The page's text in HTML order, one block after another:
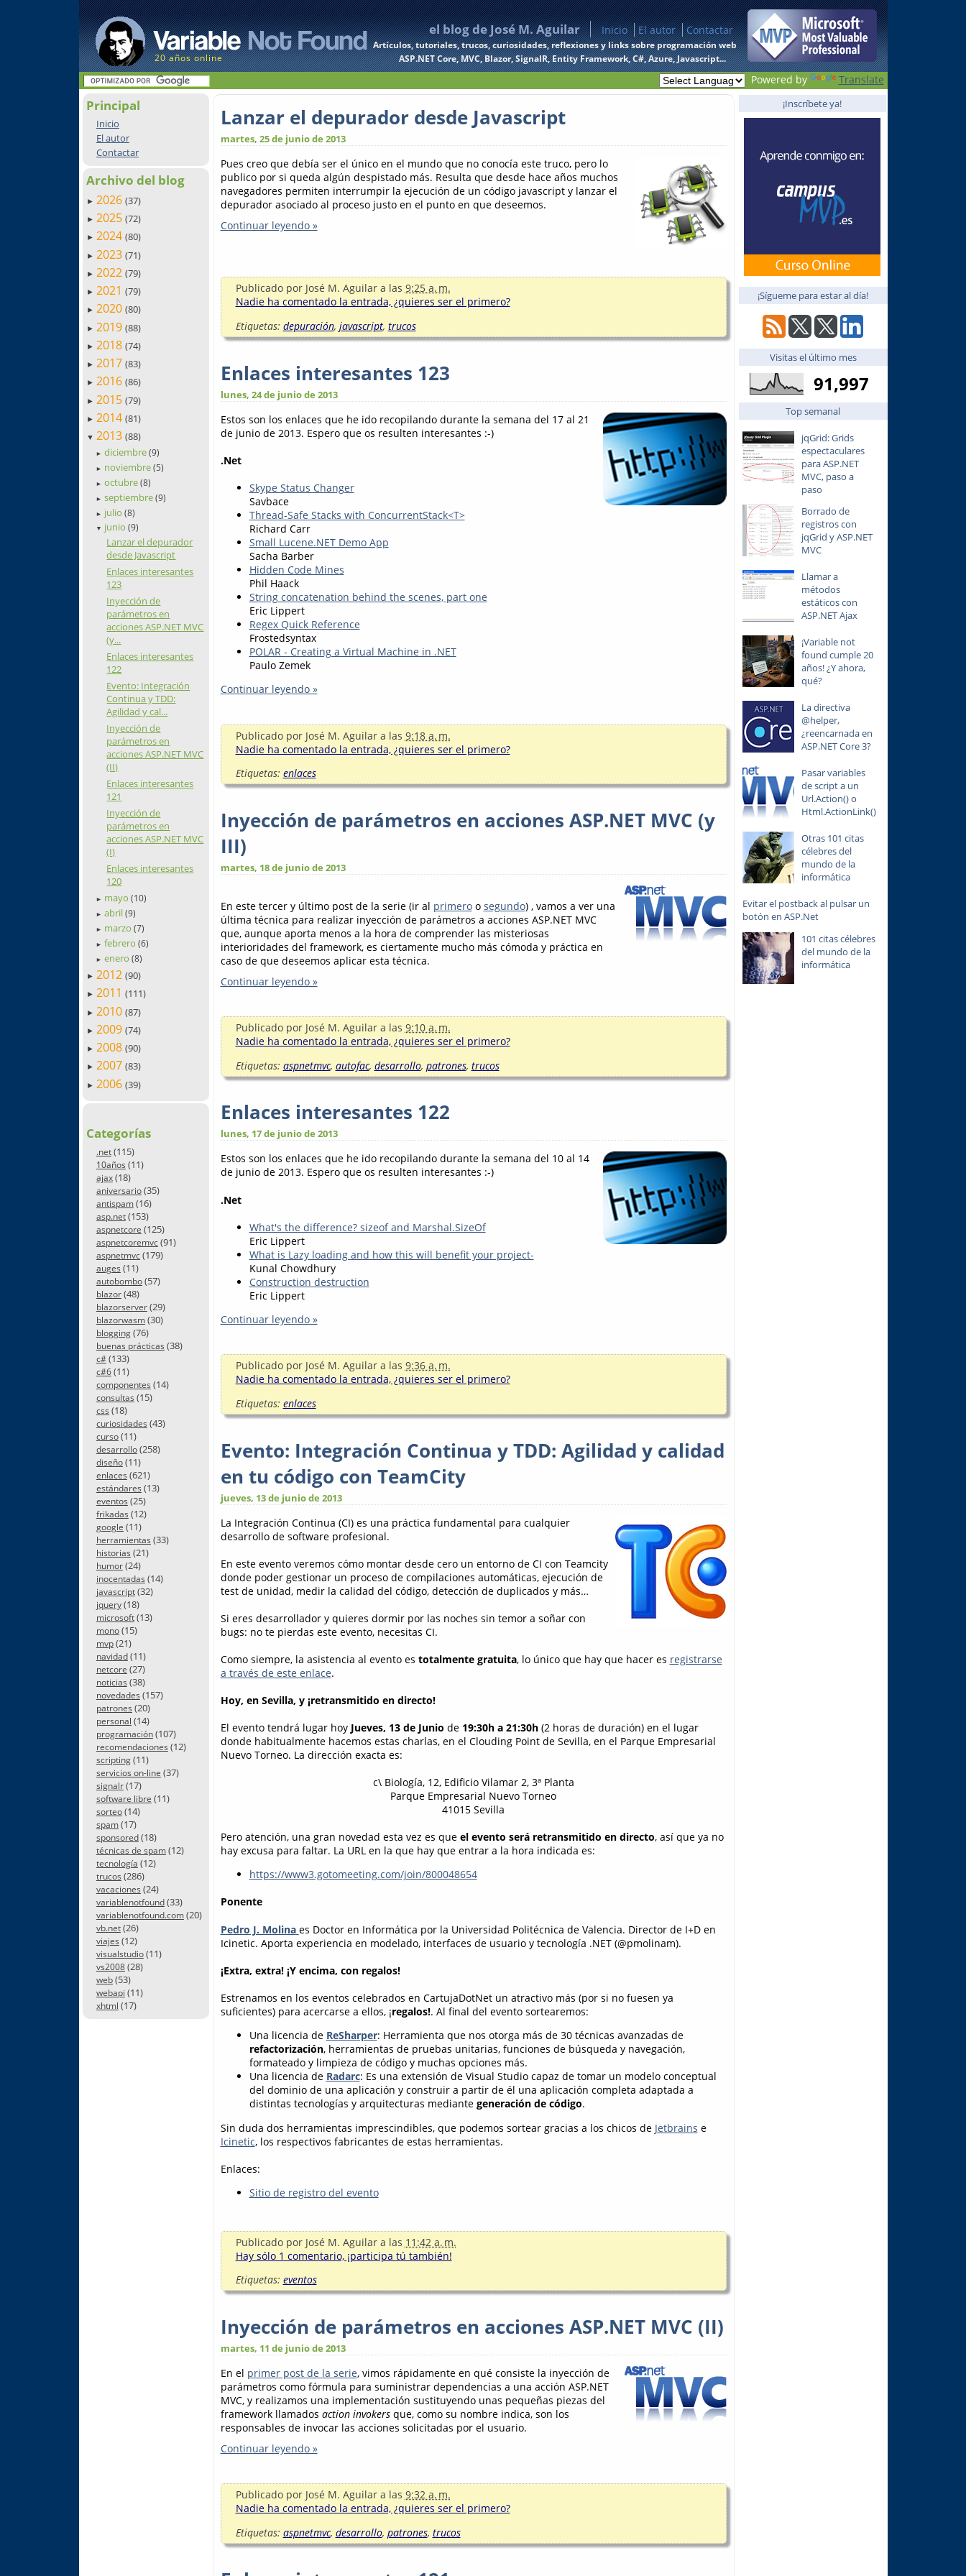
20 años online
el blog de José M. Aguilar Inicio El autor Contactar
Artículos, tutoriales, trucos, curiosidades, reflexiones y links sobre programación web
ASP.NET Core, MVC, Blazor, SignalR, Entity Framework, C#, Azure, Javascript...
Powered by Translate
Principal
Inicio
El autor
Contactar
Archivo del blog
► 2026 (37)
► 2025 (72)
► 2024 (80)
► 2023 (71)
► 2022 (79)
► 2021 (79)
► 2020 (80)
► 2019 (88)
► 2018 (74)
► 2017 (83)
► 2016 (86)
► 2015 (79)
► 2014 (81)
▼ 2013 (88)
► diciembre(9)
► noviembre(5)
► octubre(8)
► septiembre(9)
► julio(8)
▼ junio(9)
Lanzar el depurador
desde Javascript
Enlaces interesantes
123
Inyección de
parámetros en
acciones ASP.NET MVC
(y...
Enlaces interesantes
122
Evento: Integración
Continua y TDD:
Agilidad y cal...
Inyección de
parámetros en
acciones ASP.NET MVC
(II)
Enlaces interesantes
121
Inyección de
parámetros en
acciones ASP.NET MVC
(I)
Enlaces interesantes
120
► mayo(10)
► abril(9)
► marzo(7)
► febrero(6)
► enero(8)
► 2012 (90)
► 2011 (111)
► 2010 (87)
► 2009 (74)
► 2008 (90)
► 2007 (83)
► 2006 (39)
Categorías
.net(115)
10años (11)
ajax(18)
aniversario(35)
antispam(16)
asp.net(153)
aspnetcore (125)
aspnetcoremvc(91)
aspnetmvc(179)
auges (11)
autobombo(57)
blazor(48)
blazorserver(29)
blazorwasm(30)
blogging(76)
buenas prácticas (38)
c#(133)
c#6(11)
componentes (14)
consultas (15)
css (18)
curiosidades (43)
curso(11)
desarrollo(258)
diseño(11)
enlaces (621)
estándares (13)
eventos (25)
frikadas (12)
google (11)
herramientas (33)
historias (21)
humor(24)
inocentadas (14)
javascript(32)
jquery(18)
microsoft(13)
mono(15)
mvp(21)
navidad(11)
netcore (27)
noticias (38)
novedades (157)
patrones (20)
personal (14)
programación(107)
recomendaciones (12)
scripting(11)
servicios on-line (37)
signalr(17)
software libre (11)
sorteo(14)
spam(17)
sponsored(18)
técnicas de spam(12)
tecnología (12)
trucos (286)
vacaciones (24)
variablenotfound(33)
variablenotfound.com(20)
vb.net(26)
viajes (12)
visualstudio(11)
vs2008(28)
web(53)
webapi (11)
xhtml (17)
Lanzar el depurador desde Javascript
martes, 25 de junio de 2013
Pues creo que debía ser el único en el mundo que no conocía este truco, pero lo
publico por si queda algún despistado más. Resulta que desde hace años muchos
navegadores permiten interrumpir la ejecución de un código javascript y lanzar el
depurador asociado al proceso justo en el punto en que deseemos.
Continuar leyendo »
Publicado por José M. Aguilar a las 9:25 a. m.
Nadie ha comentado la entrada, ¿quieres ser el primero?
Etiquetas: depuración, javascript, trucos
Enlaces interesantes 123
lunes, 24 de junio de 2013
Estos son los enlaces que he ido recopilando durante la semana del 17 al 21
de junio de 2013. Espero que os resulten interesantes :-)
.Net
Skype Status Changer
Savbace
Thread-Safe Stacks with ConcurrentStack<T>
Richard Carr
Small Lucene.NET Demo App
Sacha Barber
Hidden Code Mines
Phil Haack
String concatenation behind the scenes, part one
Eric Lippert
Regex Quick Reference
Frostedsyntax
POLAR - Creating a Virtual Machine in .NET
Paulo Zemek
Continuar leyendo »
Publicado por José M. Aguilar a las 9:18 a. m.
Nadie ha comentado la entrada, ¿quieres ser el primero?
Etiquetas: enlaces
Inyección de parámetros en acciones ASP.NET MVC (y
III)
martes, 18 de junio de 2013
En este tercer y último post de la serie (ir al primeroo segundo) , vamos a ver una
última técnica para realizar inyección de parámetros a acciones ASP.NET MVC
que, aunque aporta menos a la hora de comprender las misteriosas
interioridades del framework, es ciertamente mucho más cómoda y práctica en
caso de que deseemos aplicar esta técnica.
Continuar leyendo »
Publicado por José M. Aguilar a las 9:10 a. m.
Nadie ha comentado la entrada, ¿quieres ser el primero?
Etiquetas: aspnetmvc, autofac, desarrollo, patrones, trucos
Enlaces interesantes 122
lunes, 17 de junio de 2013
Estos son los enlaces que he ido recopilando durante la semana del 10 al 14
de junio de 2013. Espero que os resulten interesantes :-)
.Net
What's the difference? sizeof and Marshal.SizeOf
Eric Lippert
What is Lazy loading and how this will benefit your project-
Kunal Chowdhury
Construction destruction
Eric Lippert
Continuar leyendo »
Publicado por José M. Aguilar a las 9:36 a. m.
Nadie ha comentado la entrada, ¿quieres ser el primero?
Etiquetas: enlaces
Evento: Integración Continua y TDD: Agilidad y calidad
en tu código con TeamCity
jueves, 13 de junio de 2013
La Integración Continua (CI) es una práctica fundamental para cualquier
desarrollo de software profesional.
En este evento veremos cómo montar desde cero un entorno de CI con Teamcity
donde poder gestionar un proceso de compilaciones automáticas, ejecución de
test de unidad, medir la calidad del código, detección de duplicados y más…
Si eres desarrollador y quieres dormir por las noches sin temor a soñar con
bugs: no te pierdas este evento, necesitas CI.
Como siempre, la asistencia al evento es totalmente gratuita, lo único que hay que hacer es registrarse
a través de este enlace.
Hoy, en Sevilla, y ¡retransmitido en directo!
El evento tendrá lugar hoy Jueves, 13 de Junio de 19:30h a 21:30h(2 horas de duración) en el lugar
donde habitualmente hacemos estas charlas, en el Clouding Point de Sevilla, en el Parque Empresarial
Nuevo Torneo. La dirección exacta es:
c\ Biología, 12, Edificio Vilamar 2, 3ª Planta
Parque Empresarial Nuevo Torneo
41015 Sevilla
Pero atención, una gran novedad esta vez es que el evento será retransmitido en directo, así que ya no
hay excusa para faltar. La URL en la que hay que entrar a la hora indicada es:
https://www3.gotomeeting.com/join/800048654
Ponente
Pedro J. Molina es Doctor en Informática por la Universidad Politécnica de Valencia. Director de I+D en
Icinetic. Aporta experiencia en modelado, interfaces de usuario y tecnología .NET (@pmolinam).
¡Extra, extra! ¡Y encima, con regalos!
Estrenamos en los eventos celebrados en CartujaDotNet un atractivo más (por si no fuesen ya
suficientes) para acercarse a ellos, ¡regalos!. Al final del evento sortearemos:
Una licencia de ReSharper: Herramienta que nos otorga más de 30 técnicas avanzadas de
refactorización, herramientas de pruebas unitarias, funciones de búsqueda y navegación,
formateado y limpieza de código y muchas opciones más.
Una licencia de Radarc: Es una extensión de Visual Studio capaz de tomar un modelo conceptual
del dominio de una aplicación y construir a partir de él una aplicación completa adaptada a
distintas tecnologías y arquitecturas mediante generación de código.
Sin duda dos herramientas imprescindibles, que podemos sortear gracias a los chicos de Jetbrains e
Icinetic, los respectivos fabricantes de estas herramientas.
Enlaces:
Sitio de registro del evento
Publicado por José M. Aguilar a las 11:42 a. m.
Hay sólo 1 comentario, ¡participa tú también!
Etiquetas: eventos
Inyección de parámetros en acciones ASP.NET MVC (II)
martes, 11 de junio de 2013
En el primer post de la serie, vimos rápidamente en qué consiste la inyección de
parámetros como fórmula para suministrar dependencias a una acción ASP.NET
MVC, y realizamos una implementación sustituyendo unas pequeñas piezas del
framework llamados action invokersque, como su nombre indica, son los
responsables de invocar las acciones solicitadas por el usuario.
Continuar leyendo »
Publicado por José M. Aguilar a las 9:32 a. m.
Nadie ha comentado la entrada, ¿quieres ser el primero?
Etiquetas: aspnetmvc, desarrollo, patrones, trucos
¡Inscríbete ya!
¡Sígueme para estar al día!
Visitas el último mes
91,997
Top semanal
jqGrid: Grids
espectaculares
para ASP.NET
MVC, paso a
paso
Borrado de
registros con
jqGrid y ASP.NET
MVC
Llamar a
métodos
estáticos con
ASP.NET Ajax
¡Variable not
found cumple 20
años! ¿Y ahora,
qué?
La directiva
@helper,
¿reencarnada en
ASP.NET Core 3?
Pasar variables
de script a un
Url.Action() o
Html.ActionLink()
Otras 101 citas
célebres del
mundo de la
informática
Evitar el postback al pulsar un
botón en ASP.Net
101 citas célebres
del mundo de la
informática